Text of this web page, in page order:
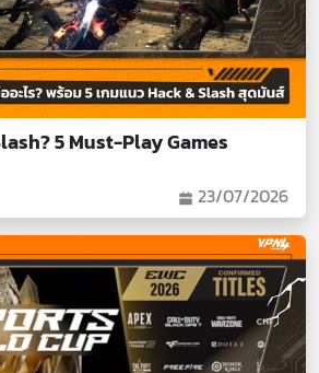
5 Must-Play Games
23/07/2026